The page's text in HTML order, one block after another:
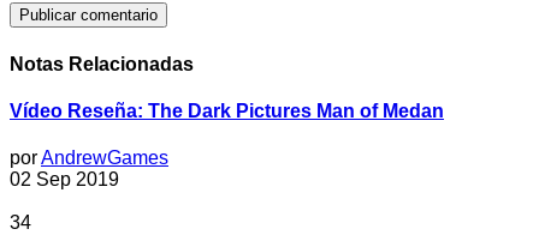
Notas Relacionadas
Vídeo Reseña: The Dark Pictures Man of Medan
porAndrewGames
02 Sep 2019
34